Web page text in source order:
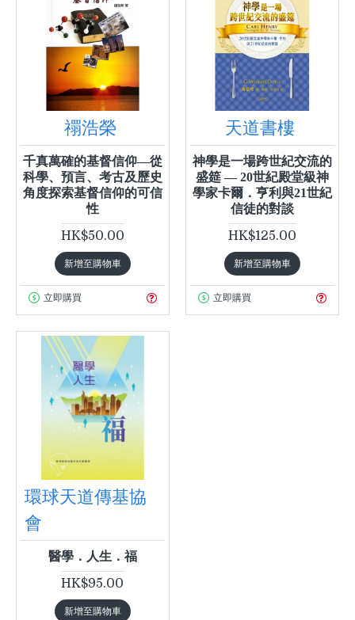
禤浩榮
千真萬確的基督信仰—從
科學、預言、考古及歷史
角度探索基督信仰的可信
性
HK$50.00
新增至購物車
立即購買
天道書樓
神學是一場跨世紀交流的
盛筵 — 20世紀殿堂級神
學家卡爾．亨利與21世紀
信徒的對談
HK$125.00
新增至購物車
立即購買
環球天道傳基協
會
醫學．人生．福
HK$95.00
新增至購物車